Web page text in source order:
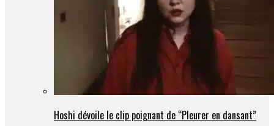
Hoshi dévoile le clip poignant de “Pleurer en dansant”